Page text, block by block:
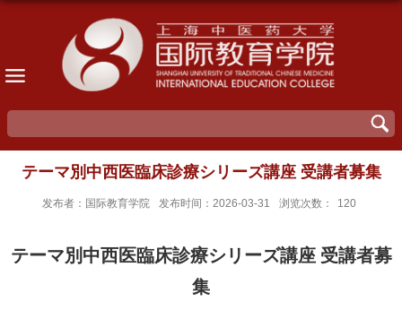
テーマ別中西医臨床診療シリーズ講座 受講者募集
发布者：国际教育学院 发布时间：2026-03-31 浏览次数： 120
テーマ別中西医臨床診療シリーズ講座 受講者募
集